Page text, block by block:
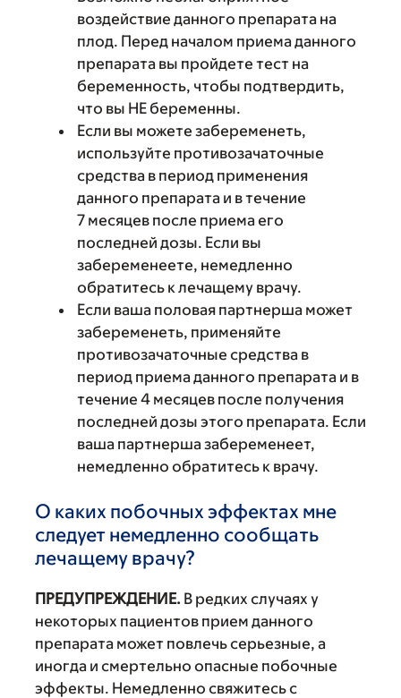
воздействие данного препарата на
плод. Перед началом приема данного
препарата вы пройдете тест на
беременность, чтобы подтвердить,
что вы НЕ беременны.
Если вы можете забеременеть,
используйте противозачаточные
средства в период применения
данного препарата и в течение
7 месяцев после приема его
последней дозы. Если вы
забеременеете, немедленно
обратитесь к лечащему врачу.
Если ваша половая партнерша может
забеременеть, применяйте
противозачаточные средства в
период приема данного препарата и в
течение 4 месяцев после получения
последней дозы этого препарата. Если
ваша партнерша забеременеет,
немедленно обратитесь к врачу.
О каких побочных эффектах мне
следует немедленно сообщать
лечащему врачу?
ПРЕДУПРЕЖДЕНИЕ. В редких случаях у
некоторых пациентов прием данного
препарата может повлечь серьезные, а
иногда и смертельно опасные побочные
эффекты. Немедленно свяжитесь с